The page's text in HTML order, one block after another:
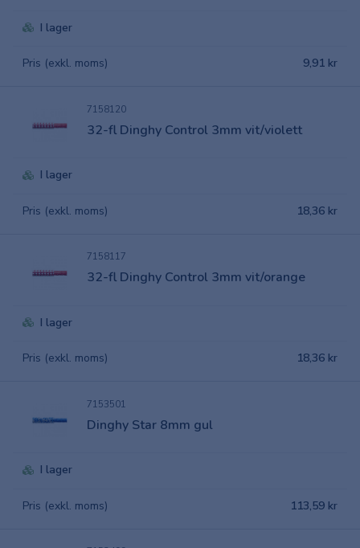
I lager
Pris (exkl. moms) 9,91 kr
7158120
32-fl Dinghy Control 3mm vit/violett
I lager
Pris (exkl. moms) 18,36 kr
7158117
32-fl Dinghy Control 3mm vit/orange
I lager
Pris (exkl. moms) 18,36 kr
7153501
Dinghy Star 8mm gul
I lager
Pris (exkl. moms) 113,59 kr